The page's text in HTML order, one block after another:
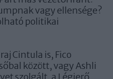
vagy ellensége?
politikai
Cintula is, Fico
között, vagy Ashli
szolgált, a Légierő